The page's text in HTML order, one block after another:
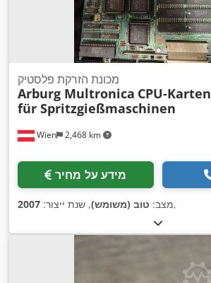
Wien 2,468 km
מכונת הזרקת פלסטיק
Arburg Multronica CPU-Karten
für Spritzgießmaschinen
מידע על מחיר
מצב: טוב (משומש), שנת ייצור: 2007 ,